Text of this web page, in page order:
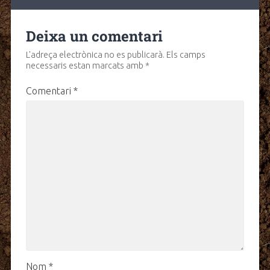
Deixa un comentari
L'adreça electrònica no es publicarà. Els camps
necessaris estan marcats amb *
Comentari *
Nom *